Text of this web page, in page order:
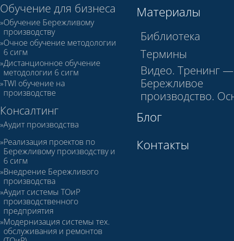
Обучение для бизнеса
Обучение Бережливому
производству
Очное обучение методологии
6 сигм
Дистанционное обучение
методологии 6 сигм
TWI обучение на
производстве
Консалтинг
Аудит производства
Реализация проектов по
Бережливому производству и
6 сигм
Внедрение Бережливого
производства
Аудит системы ТОиР
производственного
предприятия
Модернизация системы тех.
обслуживания и ремонтов
Материалы
Библиотека
Термины
Видео. Тренинг —
Бережливое
производство.
Блог
Контакты